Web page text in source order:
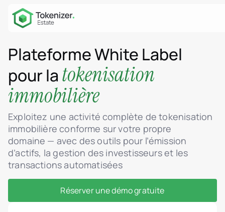
Plateforme White Label
pour la tokenisation
immobilière
Exploitez une activité complète de tokenisation
immobilière conforme sur votre propre
domaine — avec des outils pour l’émission
d’actifs, la gestion des investisseurs et les
transactions automatisées
Réserver une démo gratuite